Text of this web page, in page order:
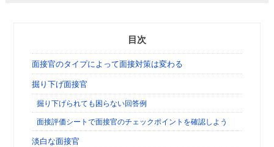
目次
面接官のタイプによって面接対策は変わる
掘り下げ面接官
掘り下げられても困らない回答例
面接評価シートで面接官のチェックポイントを確認しよう
淡白な面接官